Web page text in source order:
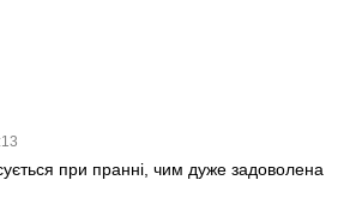
при пранні, чим дуже задоволена